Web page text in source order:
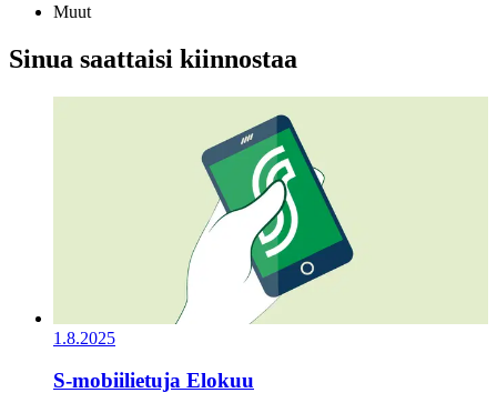
Muut
Sinua saattaisi kiinnostaa
1.8.2025
S-mobiilietuja Elokuu